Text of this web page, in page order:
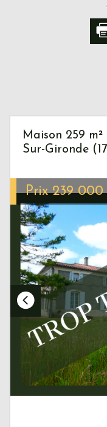
Maison 259
Sur-Gironde
Prix 239 000